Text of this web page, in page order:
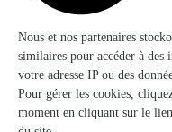
★ ★ ★ ★ ★
Très belle réalisation…
Très beau bouquet et
des engagements et
16/07/2026